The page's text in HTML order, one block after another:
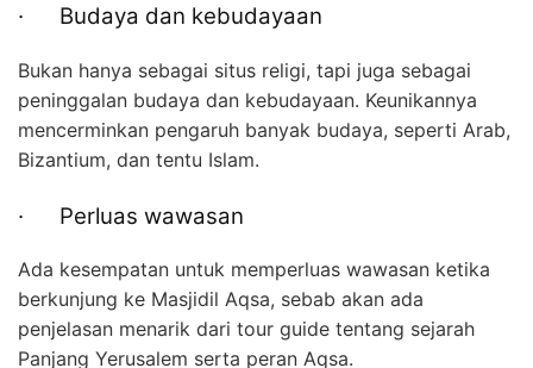
· Budaya dan kebudayaan
Bukan hanya sebagai situs religi, tapi juga sebagai
peninggalan budaya dan kebudayaan. Keunikannya
mencerminkan pengaruh banyak budaya, seperti Arab,
Bizantium, dan tentu Islam.
· Perluas wawasan
Ada kesempatan untuk memperluas wawasan ketika
berkunjung ke Masjidil Aqsa, sebab akan ada
penjelasan menarik dari tour guide tentang sejarah
Panjang Yerusalem serta peran Aqsa.